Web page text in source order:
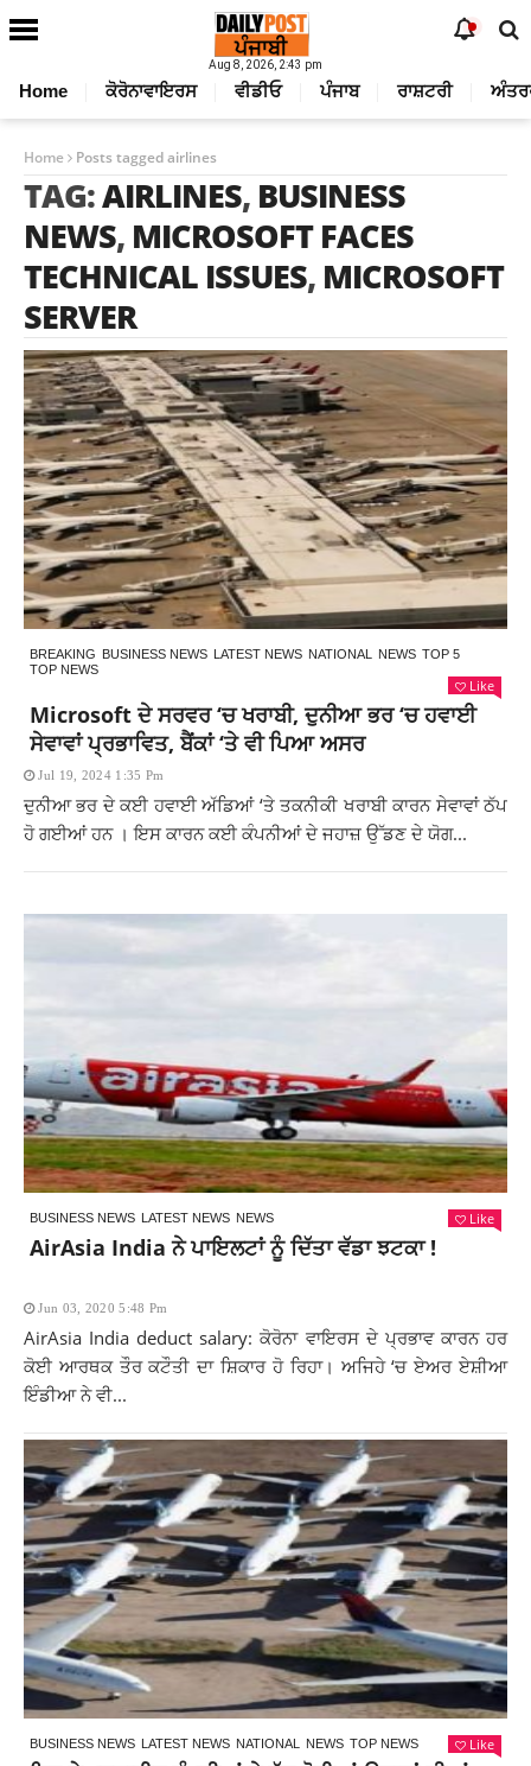
Aug 8, 2026, 2:43 pm
Home ਕੋਰੋਨਾਵਾਇਰਸ ਵੀਡੀਓ ਪੰਜਾਬ ਰਾਸ਼ਟਰੀ
Home Posts tagged airlines
TAG:AIRLINES, BUSINESS
NEWS, MICROSOFT FACES
TECHNICAL ISSUES, MICROSOFT
SERVER
BREAKING BUSINESS NEWS LATEST NEWS NATIONAL NEWS TOP 5
TOP NEWS
Like
Microsoft ਦੇ ਸਰਵਰ ‘ਚ ਖਰਾਬੀ, ਦੁਨੀਆ ਭਰ ‘ਚ ਹਵਾਈ
ਸੇਵਾਵਾਂ ਪ੍ਰਭਾਵਿਤ, ਬੈਂਕਾਂ ‘ਤੇ ਵੀ ਪਿਆ ਅਸਰ
Jul 19, 2024 1:35 Pm
ਦੁਨੀਆ ਭਰ ਦੇ ਕਈ ਹਵਾਈ ਅੱਡਿਆਂ ‘ਤੇ ਤਕਨੀਕੀ ਖਰਾਬੀ ਕਾਰਨ ਸੇਵਾਵਾਂ ਠੱਪ
ਹੋ ਗਈਆਂ ਹਨ । ਇਸ ਕਾਰਨ ਕਈ ਕੰਪਨੀਆਂ ਦੇ ਜਹਾਜ਼ ਉੱਡਣ ਦੇ ਯੋਗ...
BUSINESS NEWS LATEST NEWS NEWS Like
AirAsia India ਨੇ ਪਾਇਲਟਾਂ ਨੂੰ ਦਿੱਤਾ ਵੱਡਾ ਝਟਕਾ !
Jun 03, 2020 5:48 Pm
AirAsia India deduct salary: ਕੋਰੋਨਾ ਵਾਇਰਸ ਦੇ ਪ੍ਰਭਾਵ ਕਾਰਨ ਹਰ
ਕੋਈ ਆਰਥਕ ਤੌਰ ਕਟੌਤੀ ਦਾ ਸ਼ਿਕਾਰ ਹੋ ਰਿਹਾ। ਅਜਿਹੇ ‘ਚ ਏਅਰ ਏਸ਼ੀਆ
ਇੰਡੀਆ ਨੇ ਵੀ...
BUSINESS NEWS LATEST NEWS NATIONAL NEWS TOP NEWS Like